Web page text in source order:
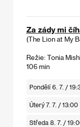
Za zády mi
(The Lion at My
Režie: Tonia
106 min
Pondělí 6. 7. /
Úterý 7. 7. / 13:00
Středa 8. 7. /